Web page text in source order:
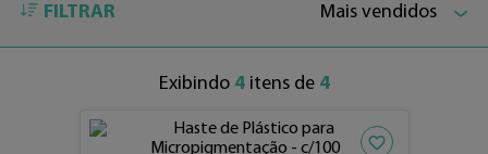
FILTRAR Mais vendidos
Exibindo 4itens de 4
Adicionar aos